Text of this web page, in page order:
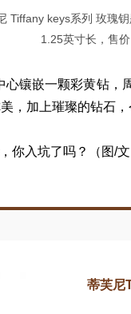
Tiffany keys系列 玫瑰
1.25英寸长，售
镶嵌一颗彩黄钻，
，加上璀璨的钻石
入坑了吗？（图/文
蒂芙尼